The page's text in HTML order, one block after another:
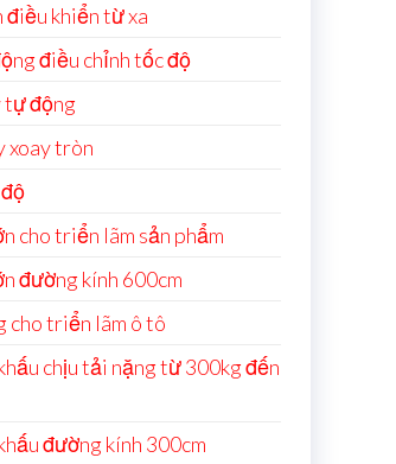
điều khiển từ xa
điều chỉnh tốc độ
tự động
xoay tròn
cho triển lãm sản phẩm
đường kính 600cm
cho triển lãm ô tô
chịu tải nặng từ 300kg đến
đường kính 300cm